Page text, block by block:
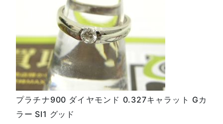
プラチナ900 ダイヤモンド 0.327キャラット Gカ
ラー SI1 グッド